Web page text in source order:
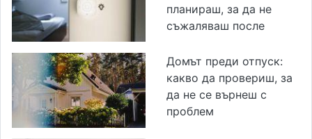
планираш, за да не
съжаляваш после
Домът преди отпуск:
какво да провериш, за
да не се върнеш с
проблем